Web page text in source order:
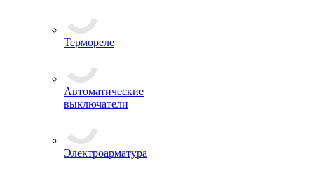
Термореле
Автоматические
выключатели
Электроарматура